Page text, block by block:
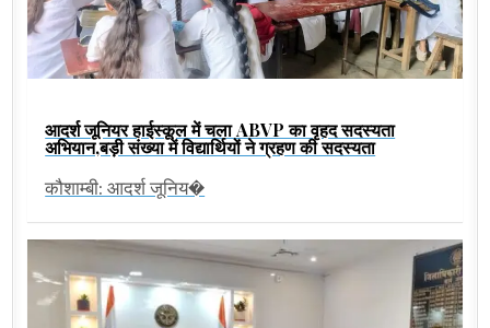
आदर्श जूनियर हाईस्कूल में चला ABVP का वृहद सदस्यता
अभियान,बड़ी संख्या में विद्यार्थियों ने ग्रहण की सदस्यता
कौशाम्बी: आदर्श जूनिय�